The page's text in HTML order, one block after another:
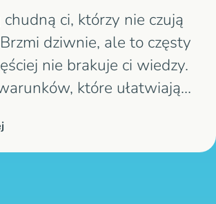
chudną ci, którzy nie czują
dziwnie, ale to częsty
nie brakuje ci wiedzy.
które ułatwiają
przychodzi dopiero po
czekasz na nią, zwykle